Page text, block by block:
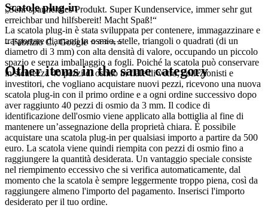
„Sehr spannendes Produkt. Super Kundenservice, immer sehr gut
erreichbar und hilfsbereit! Macht Spaß!“
– Fabrizio C., Google ⭐⭐⭐⭐⭐
Other items in the same category
Scatole plug-in
La scatola plug-in è stata sviluppata per contenere, immagazzinare e
trasportare diamanti in osmio, stelle, triangoli o quadrati (di un
diametro di 3 mm) con alta densità di valore, occupando un piccolo
spazio e senza imballaggio a fogli. Poiché la scatola può conservare
in sicurezza 40 pezzi di osmio in fiale di vetro, collezionisti e
investitori, che vogliano acquistare nuovi pezzi, ricevono una nuova
scatola plug-in con il primo ordine e a ogni ordine successivo dopo
aver raggiunto 40 pezzi di osmio da 3 mm. Il codice di
identificazione dell'osmio viene applicato alla bottiglia al fine di
mantenere un’assegnazione della proprietà chiara. È possibile
acquistare una scatola plug-in per qualsiasi importo a partire da 500
euro. La scatola viene quindi riempita con pezzi di osmio fino a
raggiungere la quantità desiderata. Un vantaggio speciale consiste
nel riempimento eccessivo che si verifica automaticamente, dal
momento che la scatola è sempre leggermente troppo piena, così da
raggiungere almeno l'importo del pagamento. Inserisci l'importo
desiderato per il tuo ordine.